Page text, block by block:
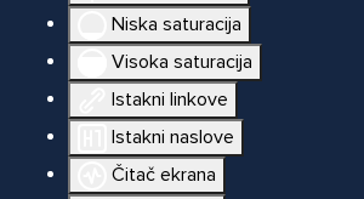
Niska saturacija
Visoka saturacija
Istakni linkove
Istakni naslove
Čitač ekrana